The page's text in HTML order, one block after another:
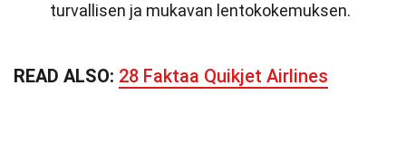
turvallisen ja mukavan lentokokemuksen.
READ ALSO: 28 Faktaa Quikjet Airlines